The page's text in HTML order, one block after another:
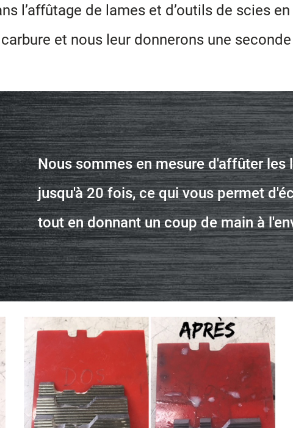
l’affûtage de lames et d’outils de scies
et nousleur donnerons une
Nous sommes en mesure d'affûter les
jusqu'à 20 fois, cequi vous permet
tout en donnant un coup de main à